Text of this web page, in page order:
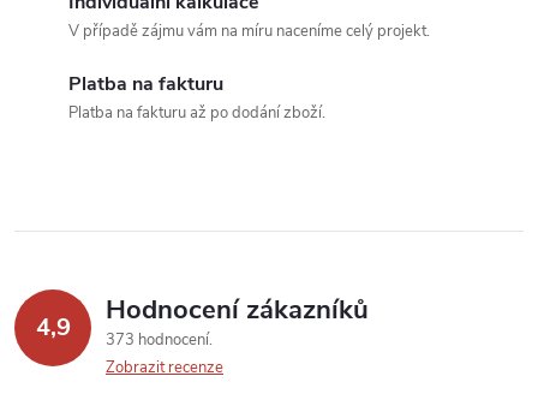
v
k
y
V případě zájmu vám na míru naceníme celý projekt.
Platba na fakturu
Platba na fakturu až po dodání zboží.
4,9 Hodnocení zákazníků
373 hodnocení
Zobrazit recenze